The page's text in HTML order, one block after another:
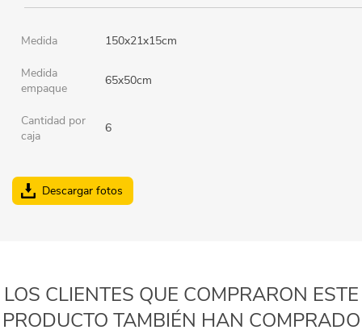
Medida 150x21x15cm
Medida
empaque
65x50cm
Cantidad por
caja
6
Descargar fotos
LOS CLIENTES QUE COMPRARON ESTE
PRODUCTO TAMBIÉN HAN COMPRADO